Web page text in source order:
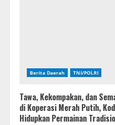
Berita Daerah TNI/POLRI
Tawa, Kekompakan, dan
di Koperasi Merah Putih,
Hidupkan Permainan